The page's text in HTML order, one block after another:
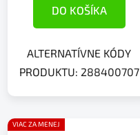
DO KOŠÍKA
ALTERNATÍVNE KÓDY
PRODUKTU: 288400707
VIAC ZA MENEJ